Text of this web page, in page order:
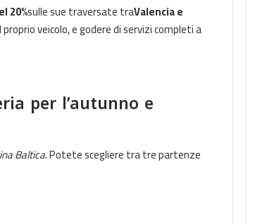
20%sulle sue traversate traValencia e
veicolo, e godere di servizi completi a
per l’autunno e
Baltica. Potete scegliere tra tre partenze